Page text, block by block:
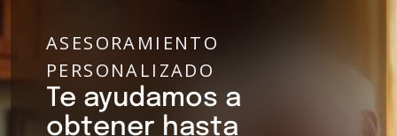
ASESORAMIENTO
PERSONALIZADO
Te ayudamos a
obtener hasta